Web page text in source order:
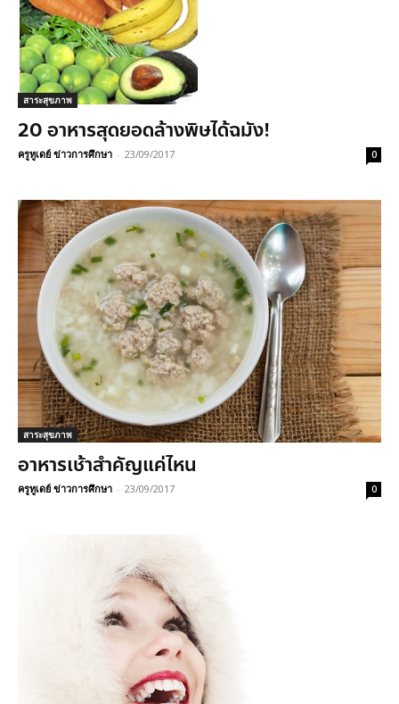
สาระสุขภาพ
20 อาหารสุดยอดล้างพิษได้ฉมัง!
ครูทูเดย์ ข่าวการศึกษา - 23/09/2017 0
สาระสุขภาพ
อาหารเช้าสำคัญแค่ไหน
ครูทูเดย์ ข่าวการศึกษา - 23/09/2017 0